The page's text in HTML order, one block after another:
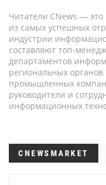
Читатели CNews — это
из самых успешных
индустрии
составляют топ-
департаментов
региональных органов
промышленных
руководители и
информационных
CNEWSMARKET